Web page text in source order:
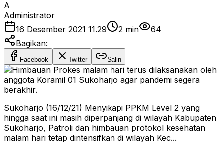
A
Administrator
16 Desember 2021 11.29
2 min
64
Bagikan:
Facebook Twitter Salin
Sukoharjo (16/12/21) Menyikapi PPKM Level 2 yang
hingga saat ini masih diperpanjang di wilayah Kabupaten
Sukoharjo, Patroli dan himbauan protokol kesehatan
malam hari tetap dintensifkan di wilayah Kec...